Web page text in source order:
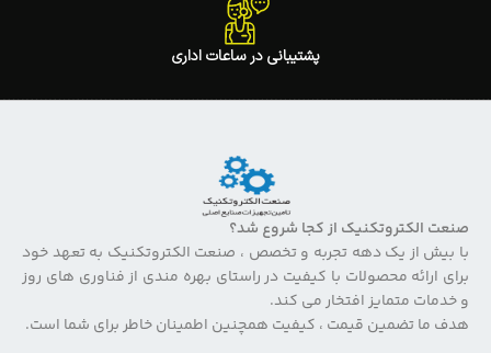
پشتیبانی در ساعات اداری
صنعت الکتروتکنیک از کجا شروع شد؟
با بیش از یک دهه تجربه و تخصص ، صنعت الکتروتکنیک به تعهد خود
برای ارائه محصولات با کیفیت در راستای بهره مندی از فناوری های روز
و خدمات متمایز افتخار می کند.
هدف ما تضمین قیمت ، کیفیت همچنین اطمینان خاطر برای شما است.